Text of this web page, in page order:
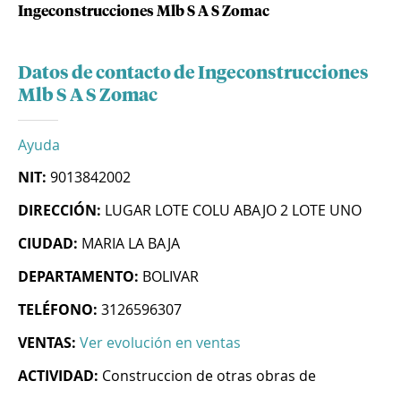
Ingeconstrucciones Mlb S A S Zomac
Datos de contacto de Ingeconstrucciones
Mlb S A S Zomac
Ayuda
NIT: 9013842002
DIRECCIÓN: LUGAR LOTE COLU ABAJO 2 LOTE UNO
CIUDAD: MARIA LA BAJA
DEPARTAMENTO: BOLIVAR
TELÉFONO: 3126596307
VENTAS: Ver evolución en ventas
ACTIVIDAD: Construccion de otras obras de